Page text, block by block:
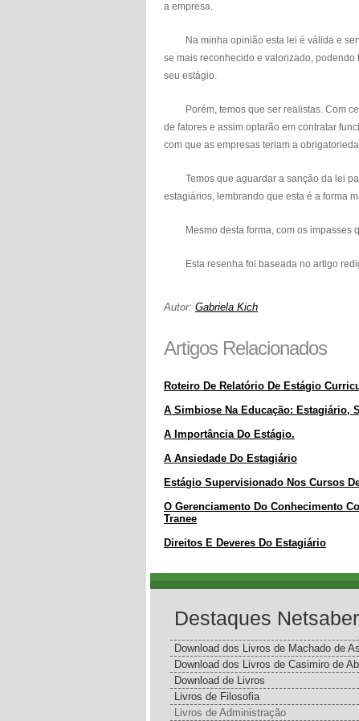
a empresa.
Na minha opinião esta lei é válida e
se mais reconhecido e valorizado,
seu estágio.
Porém, temos que ser realistas. Com
de fatores e assim optarão em contratar
com que as empresas teriam a
Temos que aguardar a sanção da lei
estagiários, lembrando que esta é a forma
Mesmo desta forma, com os impasses
Esta resenha foi baseada no artigo
Autor: Gabriela Kich
Artigos Relacionados
Roteiro De Relatório De Estágio
A Simbiose Na Educação: Estagiário,
A Importância Do Estágio.
A Ansiedade Do Estagiário
Estágio Supervisionado Nos Cursos
O Gerenciamento Do Conhecimento
Tranee
Direitos E Deveres Do Estagiário
Destaques Netsaber
Download dos Livros de Machado de
Download dos Livros de Casimiro de
Download de Livros
Livros de Filosofia
Livros de Administração